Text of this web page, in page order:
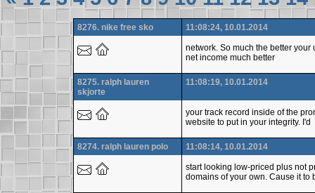
8276. nike free sko 11:08:24, 10.01.2014
network. So much the better
net income much better
8275. ralph lauren
skjorte
11:08:19, 10.01.2014
your track record inside of the
website to put in your integrity. I'd
8274. ralph lauren polo 11:08:14, 10.01.2014
start looking low-priced plus not
domains of your own. Cause it to